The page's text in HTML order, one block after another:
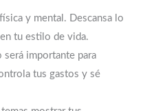
y mental. Descansa lo
tu estilo de vida.
será importante para
tus gastos y sé